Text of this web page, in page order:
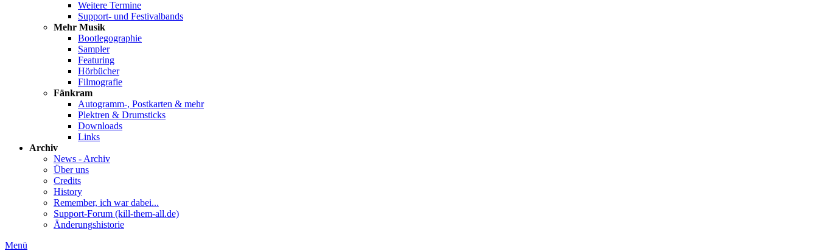
Weitere Termine
Support- und Festivalbands
Mehr Musik
Bootlegographie
Sampler
Featuring
Hörbücher
Filmografie
Fänkram
Autogramm-, Postkarten & mehr
Plektren & Drumsticks
Downloads
Links
Archiv
News - Archiv
Über uns
Credits
History
Remember, ich war dabei...
Support-Forum (kill-them-all.de)
Änderungshistorie
Menü